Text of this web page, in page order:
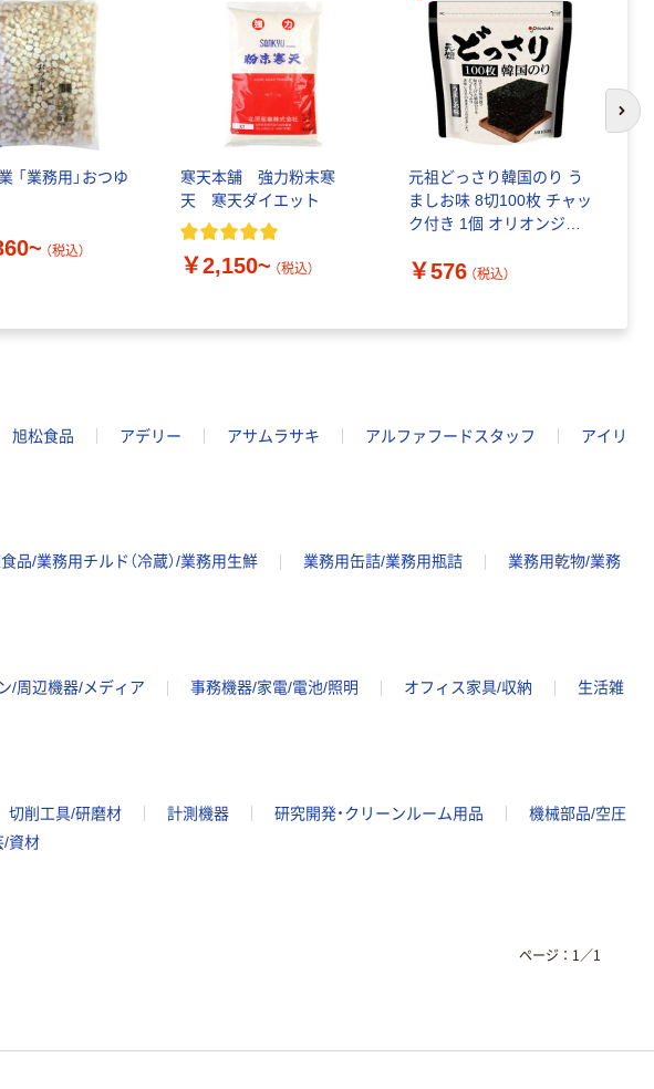
「業務用」おつゆ
（税込）
寒天本舗 強力粉末寒
天 寒天ダイエット
￥2,150~ （税込）
元祖どっさり韓国のり う
ましお味 8切100枚 チャッ
ク付き 1個 オリオンジャ
￥576 （税込）
次
旭松食品 アデリー アサムラサキ アルファフードスタッフ
アイリ
品/業務用チルド（冷蔵）/業務用生鮮 業務用缶詰/業務用瓶詰
業務用乾物/業務
/周辺機器/メディア 事務機器/家電/電池/照明 オフィス家具/収納
生活雑
切削工具/研磨材 計測機器 研究開発・クリーンルーム用品
機械部品/空圧
/資材
ページ： 1 ／1